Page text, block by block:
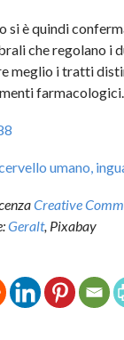
si è quindi
che regolano i
meglio i tratti
farmacologici.
umano,
Creative
Geralt, Pixabay